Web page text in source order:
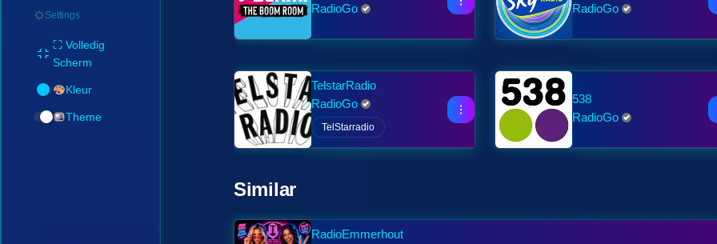
Settings
⛶ Volledig
Scherm
Kleur
Theme
RadioGo
TelstarRadio
RadioGo
TelStarradio
RadioGo
538
RadioGo
Similar
RadioEmmerhout